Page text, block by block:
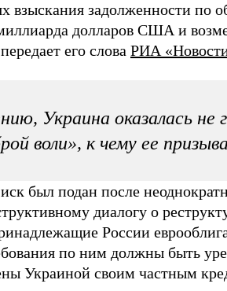
взыскания задолженности по
долларов США и
его слова РИА
Украина оказалась не
воли», к чему ее
был подан после
диалогу о
России
по ним должны быть
Украиной своим частным